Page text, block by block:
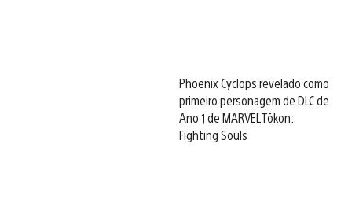
Phoenix Cyclops revelado como
primeiro personagem de DLC de
Ano 1 de MARVEL Tōkon:
Fighting Souls